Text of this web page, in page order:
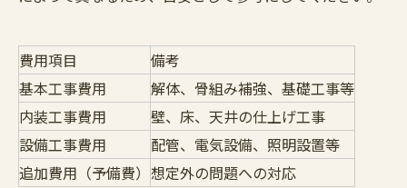
費用項目
備考
基本工事費用
解体、骨組み補強、基礎工事等
内装工事費用
壁、床、天井の仕上げ工事
設備工事費用
配管、電気設備、照明設置等
追加費用（予備費） 想定外の問題への対応